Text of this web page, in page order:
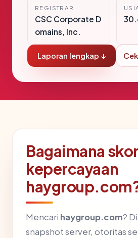
REGISTRAR
CSC Corporate D
omains, Inc.
Laporan lengkap ↓
Bagaimana skor
kepercayaan
Mencari haygroup.com?
snapshot server, otoritas